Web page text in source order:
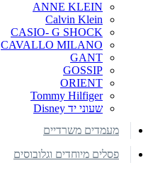
ANNE KLEIN
Calvin Klein
CASIO- G SHOCK
CAVALLO MILANO
GANT
GOSSIP
ORIENT
Tommy Hilfiger
שעוני יד Disney
מעמדים משרדיים
פסלים מיוחדים וגלובוסים